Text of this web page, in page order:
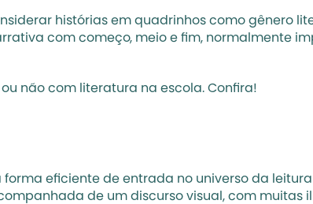
histórias em quadrinhos como gênero
com começo, meio e fim, normalmente
não com literatura na escola. Confira!
forma eficiente de entrada no universo da
de um discurso visual, com muitas